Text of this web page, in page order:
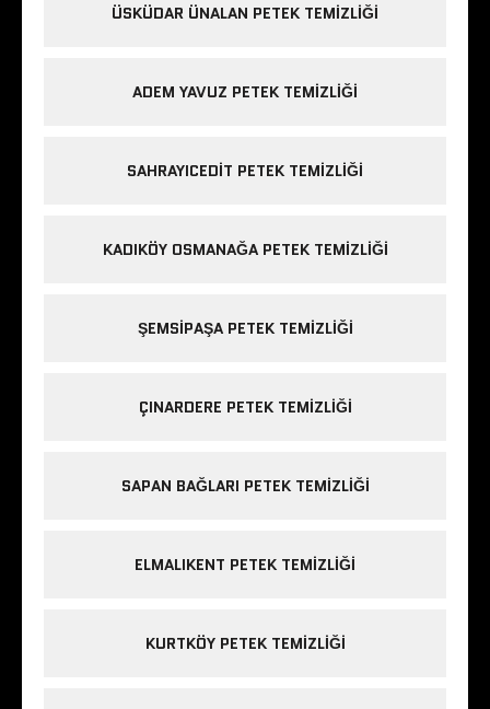
ÜSKÜDAR ÜNALAN PETEK TEMIZLIĞI
ADEM YAVUZ PETEK TEMIZLIĞI
SAHRAYICEDIT PETEK TEMIZLIĞI
KADIKÖY OSMANAĞA PETEK TEMIZLIĞI
ŞEMSIPAŞA PETEK TEMIZLIĞI
ÇINARDERE PETEK TEMIZLIĞI
SAPAN BAĞLARI PETEK TEMIZLIĞI
ELMALIKENT PETEK TEMIZLIĞI
KURTKÖY PETEK TEMIZLIĞI